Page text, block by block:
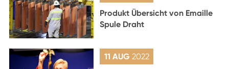
Produkt Übersicht von Emaille
Spule Draht
11 AUG 2022